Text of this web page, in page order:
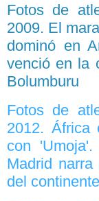
Fotos de
2009. El
dominó en
venció en la
Bolumburu
Fotos de
2012. África
con
Madrid
del